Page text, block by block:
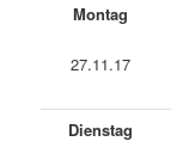
Montag
27.11.17
Dienstag